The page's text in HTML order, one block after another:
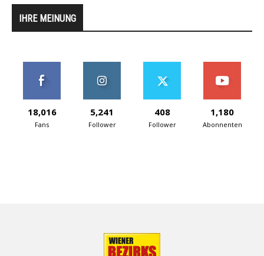
IHRE MEINUNG
18,016
Fans
5,241
Follower
408
Follower
1,180
Abonnenten